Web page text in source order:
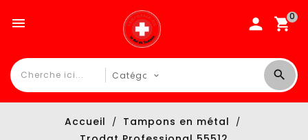
0

Accueil
Tampons en métal